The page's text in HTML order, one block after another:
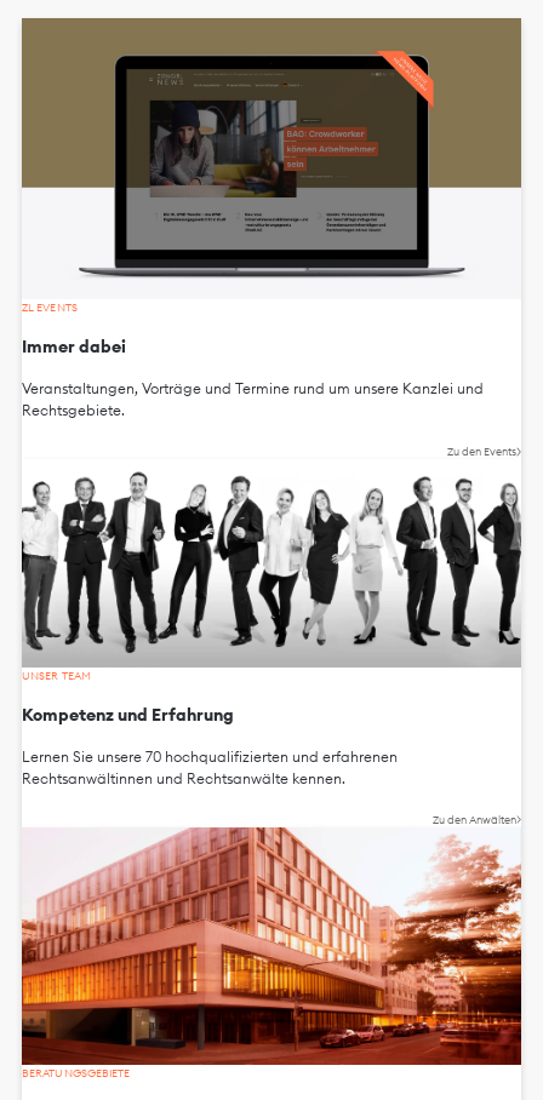
ZL EVENTS
Immer dabei
Veranstaltungen, Vorträge und Termine rund um unsere Kanzlei und
Rechtsgebiete.
Zu den Events
UNSER TEAM
Kompetenz und Erfahrung
Lernen Sie unsere 70 hochqualifizierten und erfahrenen
Rechtsanwältinnen und Rechtsanwälte kennen.
Zu den Anwälten
BERATUNGSGEBIETE